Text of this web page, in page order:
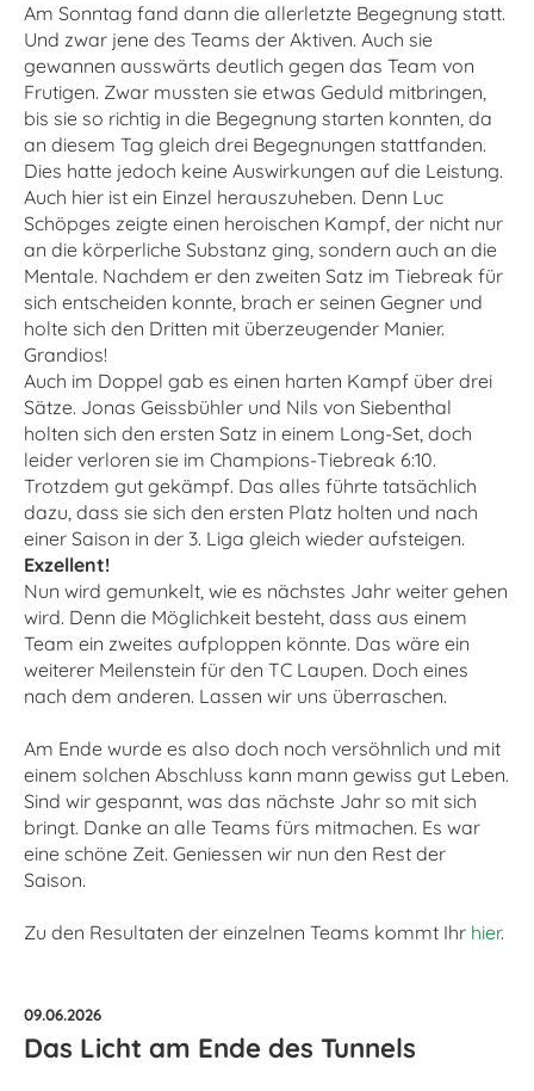
Am Sonntag fand dann die allerletzte Begegnung statt.
Und zwar jene des Teams der Aktiven. Auch sie
gewannen ausswärts deutlich gegen das Team von
Frutigen. Zwar mussten sie etwas Geduld mitbringen,
bis sie so richtig in die Begegnung starten konnten, da
an diesem Tag gleich drei Begegnungen stattfanden.
Dies hatte jedoch keine Auswirkungen auf die Leistung.
Auch hier ist ein Einzel herauszuheben. Denn Luc
Schöpges zeigte einen heroischen Kampf, der nicht nur
an die körperliche Substanz ging, sondern auch an die
Mentale. Nachdem er den zweiten Satz im Tiebreak für
sich entscheiden konnte, brach er seinen Gegner und
holte sich den Dritten mit überzeugender Manier.
Grandios!
Auch im Doppel gab es einen harten Kampf über drei
Sätze. Jonas Geissbühler und Nils von Siebenthal
holten sich den ersten Satz in einem Long-Set, doch
leider verloren sie im Champions-Tiebreak 6:10.
Trotzdem gut gekämpf. Das alles führte tatsächlich
dazu, dass sie sich den ersten Platz holten und nach
einer Saison in der 3. Liga gleich wieder aufsteigen.
Exzellent!
Nun wird gemunkelt, wie es nächstes Jahr weiter gehen
wird. Denn die Möglichkeit besteht, dass aus einem
Team ein zweites aufploppen könnte. Das wäre ein
weiterer Meilenstein für den TC Laupen. Doch eines
nach dem anderen. Lassen wir uns überraschen.
Am Ende wurde es also doch noch versöhnlich und mit
einem solchen Abschluss kann mann gewiss gut Leben.
Sind wir gespannt, was das nächste Jahr so mit sich
bringt. Danke an alle Teams fürs mitmachen. Es war
eine schöne Zeit. Geniessen wir nun den Rest der
Saison.
Zu den Resultaten der einzelnen Teams kommt Ihr hier.
09.06.2026
Das Licht am Ende des Tunnels